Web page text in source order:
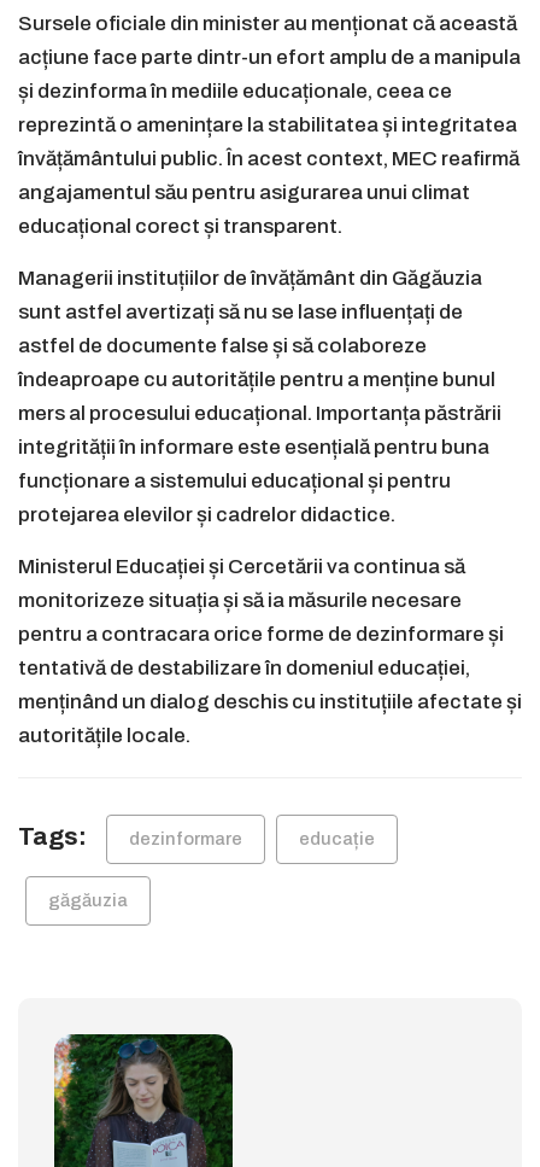
Sursele oficiale din minister au menționat că această
acțiune face parte dintr-un efort amplu de a manipula
și dezinforma în mediile educaționale, ceea ce
reprezintă o amenințare la stabilitatea și integritatea
învățământului public. În acest context, MEC reafirmă
angajamentul său pentru asigurarea unui climat
educațional corect și transparent.
Managerii instituțiilor de învățământ din Găgăuzia
sunt astfel avertizați să nu se lase influențați de
astfel de documente false și să colaboreze
îndeaproape cu autoritățile pentru a menține bunul
mers al procesului educațional. Importanța păstrării
integrității în informare este esențială pentru buna
funcționare a sistemului educațional și pentru
protejarea elevilor și cadrelor didactice.
Ministerul Educației și Cercetării va continua să
monitorizeze situația și să ia măsurile necesare
pentru a contracara orice forme de dezinformare și
tentativă de destabilizare în domeniul educației,
menținând un dialog deschis cu instituțiile afectate și
autoritățile locale.
Tags: dezinformare educație
găgăuzia